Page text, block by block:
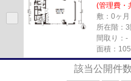
(管理費・
敷：0ヶ
所在階：
間取り：-
面積：
該当公開件数